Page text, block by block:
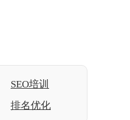
SEO培训
排名优化